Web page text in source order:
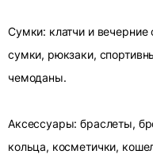
Сумки: клатчи и
сумки, рюкзаки,
чемоданы.
Аксессуары: браслеты,
кольца, косметички,